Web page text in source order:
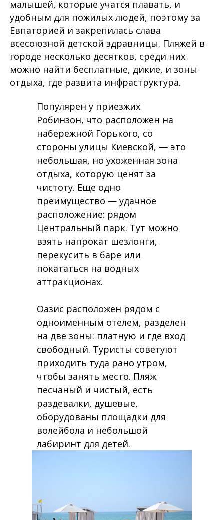
малышей, которые учатся плавать, и
удобным для пожилых людей, поэтому за
Евпаторией и закрепилась слава
всесоюзной детской здравницы. Пляжей в
городе несколько десятков, среди них
можно найти бесплатные, дикие, и зоны
отдыха, где развита инфраструктура.
Популярен у приезжих
Робинзон, что расположен на
набережной Горького, со
стороны улицы Киевской, — это
небольшая, но ухоженная зона
отдыха, которую ценят за
чистоту. Еще одно
преимущество — удачное
расположение: рядом
Центральный парк. Тут можно
взять напрокат шезлонги,
перекусить в баре или
покататься на водных
аттракционах.
Оазис расположен рядом с
одноименным отелем, разделен
на две зоны: платную и где вход
свободный. Туристы советуют
приходить туда рано утром,
чтобы занять место. Пляж
песчаный и чистый, есть
раздевалки, душевые,
оборудованы площадки для
волейбола и небольшой
лабиринт для детей.